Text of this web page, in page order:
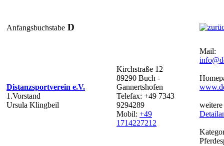
Anfangsbuchstabe D
Distanzsportverein e.V.
1.Vorstand
Ursula Klingbeil
Kirchstraße 12
89290 Buch -
Gannertshofen
Telefax: +49 7343
9294289
Mobil: +49
1714227212
Mail: